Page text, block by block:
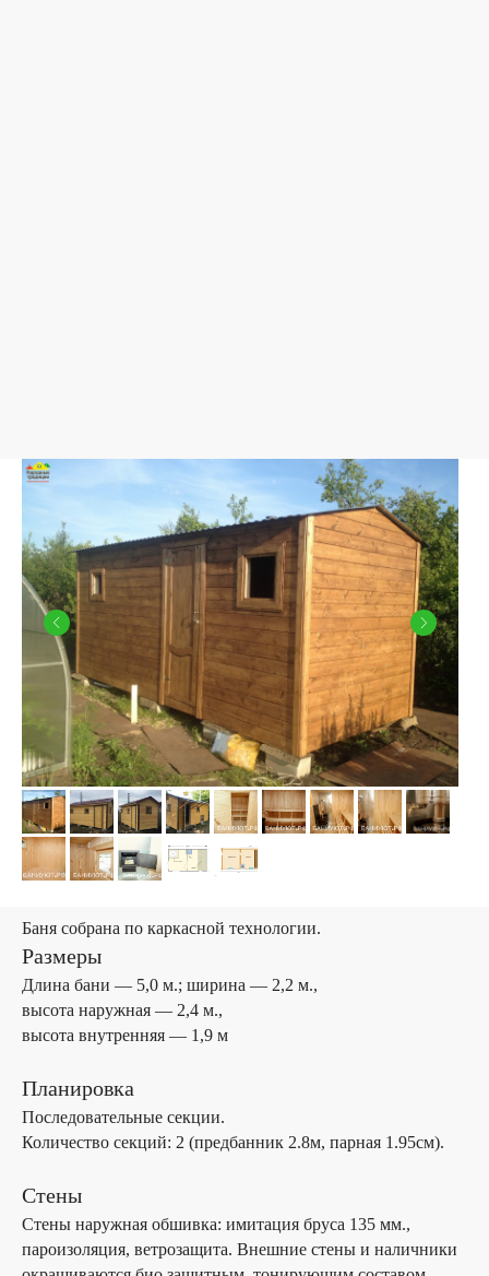
Баня собрана по каркасной технологии.
Размеры
Длина бани — 5,0 м.; ширина — 2,2 м.,
высота наружная — 2,4 м.,
высота внутренняя — 1,9 м
Планировка
Последовательные секции.
Количество секций: 2 (предбанник 2.8м, парная 1.95см).
Стены
Стены наружная обшивка: имитация бруса 135 мм.,
пароизоляция, ветрозащита. Внешние стены и наличники